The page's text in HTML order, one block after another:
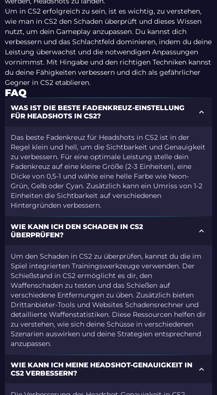
Um in CS2 erfolgreich zu sein, ist es wichtig, zu verstehen,
wie man in CS2 den Schaden überprüft und dieses Wissen
nutzt, um dein Gameplay anzupassen. Du kannst dich
verbessern und das Schlachtfeld dominieren, indem du deine
Leistung überwachst und die notwendigen Anpassungen
vornimmst. Mit Hingabe und den richtigen Techniken kannst
du deine Fähigkeiten verbessern und dich als gefährlicher
Gegner in CS2 etablieren.
FAQ
WAS IST DIE BESTE FADENKREUZ-EINSTELLUNG
FÜR HEADSHOTS IN CS2?
Das beste Fadenkreuz für Headshots in CS2 ist in der
Regel klein und hell, um die Sichtbarkeit und Genauigkeit
zu verbessern. Für eine optimale Leistung stelle dein
Fadenkreuz auf eine kleine Größe (2-3 Einheiten), eine
Dicke von 0,5-1 und wähle eine helle Farbe wie Neon-
Grün, Gelb oder Cyan. Zusätzlich kann ein Umriss von 1-2
Einheiten die Sichtbarkeit auf verschiedenen
Hintergründen verbessern.
WIE KANN ICH DEN SCHADEN IN CS2
ÜBERPRÜFEN?
Um den Schaden in CS2 zu überprüfen, kannst du die im
Spiel integrierten Trainingswerkzeuge verwenden. Der
Schießstand in CS2 ermöglicht es dir, den
Waffenschaden zu testen und das Schießen auf
verschiedene Entfernungen zu üben. Zusätzlich bieten
Drittanbieter-Tools und Websites Schadensrechner und
detaillierte Waffenstatistiken. Diese Ressourcen helfen dir
zu verstehen, wie sich deine Schüsse in verschiedenen
Szenarien auswirken und deine Strategien entsprechend
anzupassen.
WIE KANN ICH MEINE HEADSHOT-GENAUIGKEIT IN
CS2 VERBESSERN?